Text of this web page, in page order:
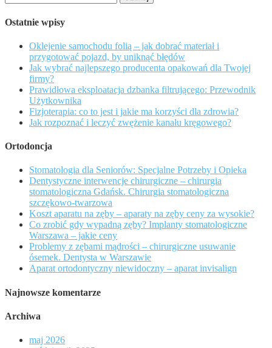
Ostatnie wpisy
Oklejenie samochodu folią – jak dobrać materiał i
przygotować pojazd, by uniknąć błędów
Jak wybrać najlepszego producenta opakowań dla Twojej
firmy?
Prawidłowa eksploatacja dzbanka filtrującego: Przewodnik
Użytkownika
Fizjoterapia: co to jest i jakie ma korzyści dla zdrowia?
Jak rozpoznać i leczyć zwężenie kanału kręgowego?
Ortodoncja
Stomatologia dla Seniorów: Specjalne Potrzeby i Opieka
Dentystyczne interwencje chirurgiczne – chirurgia
stomatologiczna Gdańsk. Chirurgia stomatologiczna
szczękowo-twarzowa
Koszt aparatu na zęby – aparaty na zęby ceny za wysokie?
Co zrobić gdy wypadną zęby? Implanty stomatologiczne
Warszawa – jakie ceny
Problemy z zębami mądrości – chirurgiczne usuwanie
ósemek. Dentysta w Warszawie
Aparat ortodontyczny niewidoczny – aparat invisalign
Najnowsze komentarze
Archiwa
maj 2026